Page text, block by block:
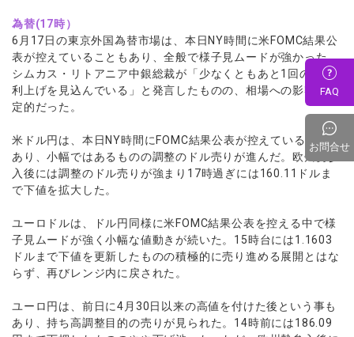
為替(17時）
6月17日の東京外国為替市場は、本日NY時間に米FOMC結果公
表が控えていることもあり、全般で様子見ムードが強かった。
シムカス・リトアニア中銀総裁が「少なくともあと1回の追加
利上げを見込んでいる」と発言したものの、相場への影響は限
定的だった。
米ドル円は、本日NY時間にFOMC結果公表が控えていることも
あり、小幅ではあるものの調整のドル売りが進んだ。欧州勢参
入後には調整のドル売りが強まり17時過ぎには160.11ドルま
で下値を拡大した。
ユーロドルは、ドル円同様に米FOMC結果公表を控える中で様
子見ムードが強く小幅な値動きが続いた。15時台には1.1603
ドルまで下値を更新したものの積極的に売り進める展開とはな
らず、再びレンジ内に戻された。
ユーロ円は、前日に4月30日以来の高値を付けた後という事も
あり、持ち高調整目的の売りが見られた。14時前には186.09
FAQ
お問合せ